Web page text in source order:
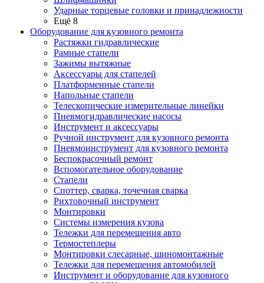
Ударные торцевые головки и принадлежности
Ещё 8
Оборудование для кузовного ремонта
Растяжки гидравлические
Рамные стапели
Зажимы вытяжные
Аксессуары для стапелей
Платформенные стапели
Напольные стапели
Телескопические измерительные линейки
Пневмогидравлические насосы
Инструмент и аксессуары
Ручной инструмент для кузовного ремонта
Пневмоинструмент для кузовного ремонта
Беспокрасочный ремонт
Вспомогательное оборудование
Стапели
Споттер, сварка, точечная сварка
Рихтовочный инструмент
Монтировки
Системы измерения кузова
Тележки для перемещения авто
Термостеплеры
Монтировки слесарные, шиномонтажные
Тележки для перемещения автомобилей
Инструмент и оборудование для кузовного